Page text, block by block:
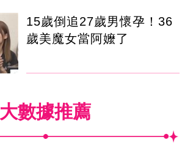
15歲倒追27歲男懷孕！36
歲美魔女當阿嬤了
大數據推薦